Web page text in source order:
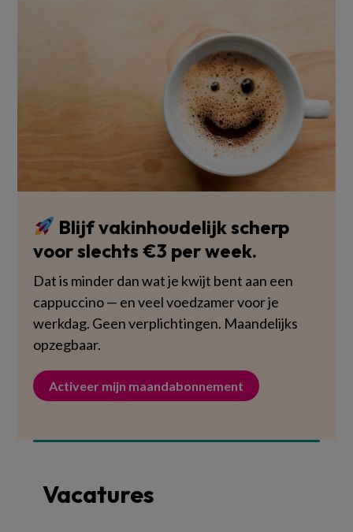
Blijf vakinhoudelijk scherp
voor slechts €3 per week.
Dat is minder dan wat je kwijt bent aan een
cappuccino — en veel voedzamer voor je
werkdag. Geen verplichtingen. Maandelijks
opzegbaar.
Activeer mijn maandabonnement
Vacatures